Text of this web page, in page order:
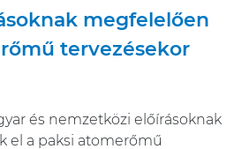
megfelelően
tervezésekor
és nemzetközi előírásoknak
el a paksi atomerőmű